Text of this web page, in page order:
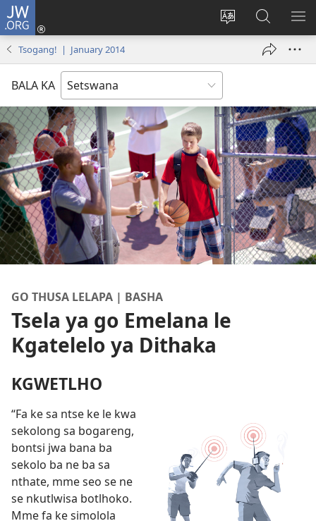
JW.ORG
Fetola
Tsena
e
Senka
JW.ORG/
Tsogang! | January 2014
BALA KA
GO THUSA LELAPA | BASHA
Tsela ya go Emelana le
Kgatelelo ya Dithaka
KGWETLHO
“Fa ke sa ntse ke le kwa
sekolong sa bogareng,
bontsi jwa bana ba
sekolo ba ne ba sa
nthate, mme seo se ne
se nkutlwisa botlhoko.
Mme fa ke simolola